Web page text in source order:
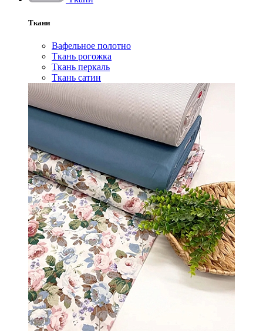
Ткани
Вафельное полотно
Ткань рогожка
Ткань перкаль
Ткань сатин